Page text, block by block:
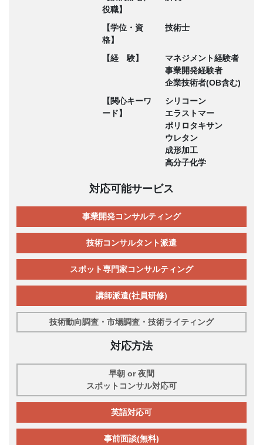
役職】
【学位・資
格】
技術士
【経 験】
マネジメント経験者
事業開発経験者
企業技術者(OB含む)
【関心キーワ
ード】
シリコーン
エラストマー
ポリロタキサン
ウレタン
成形加工
高分子化学
対応可能サービス
事業開発コンサルティング
技術コンサルタント派遣
スポット専門家コンサルティング
講師派遣(社員研修)
技術動向調査・市場調査・技術ライティング
対応方法
早朝 or 夜間
スポットコンサル対応可
英語対応可
事前面談(無料)